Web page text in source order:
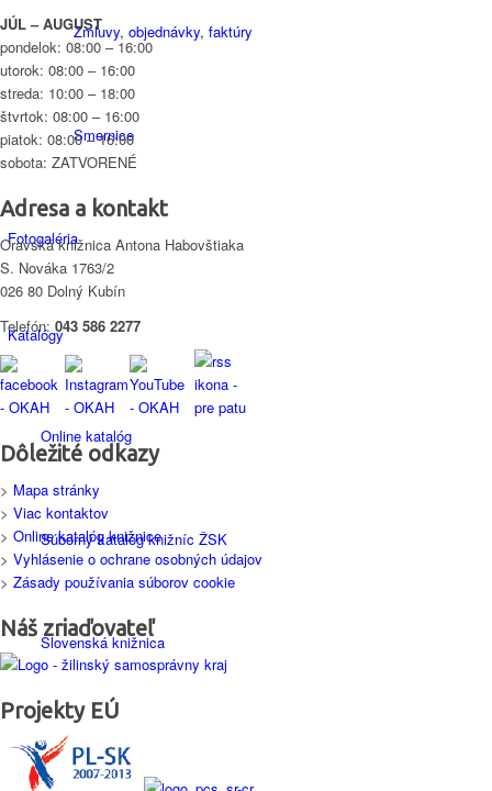
Zmluvy, objednávky, faktúry
Smernice
Fotogaléria
Katalógy
Online katalóg
Súborný katalóg knižníc ŽSK
Slovenská knižnica
Služby
JÚL – AUGUST
pondelok: 08:00 – 16:00
utorok: 08:00 – 16:00
streda: 10:00 – 18:00
štvrtok: 08:00 – 16:00
piatok: 08:00 – 16:00
sobota: ZATVORENÉ
Adresa a kontakt
Oravská knižnica Antona Habovštiaka
S. Nováka 1763/2
026 80 Dolný Kubín
Telefón: 043 586 2277
Dôležité odkazy
> Mapa stránky
> Viac kontaktov
> Online katalóg knižnice
> Vyhlásenie o ochrane osobných údajov
> Zásady používania súborov cookie
Náš zriaďovateľ
Projekty EÚ